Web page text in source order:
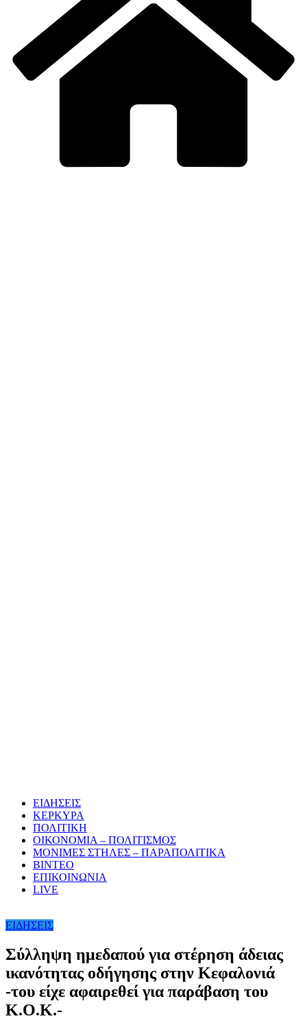
ΕΙΔΗΣΕΙΣ
ΚΕΡΚΥΡΑ
ΠΟΛΙΤΙΚΗ
ΟΙΚΟΝΟΜΙΑ – ΠΟΛΙΤΙΣΜΟΣ
ΜΟΝΙΜΕΣ ΣΤΗΛΕΣ – ΠΑΡΑΠΟΛΙΤΙΚΑ
ΒΙΝΤΕΟ
ΕΠΙΚΟΙΝΩΝΙΑ
LIVE
ΕΙΔΗΣΕΙΣ
Σύλληψη ημεδαπού για στέρηση άδειας
ικανότητας οδήγησης στην Κεφαλονιά
-του είχε αφαιρεθεί για παράβαση του
Κ.Ο.Κ.-